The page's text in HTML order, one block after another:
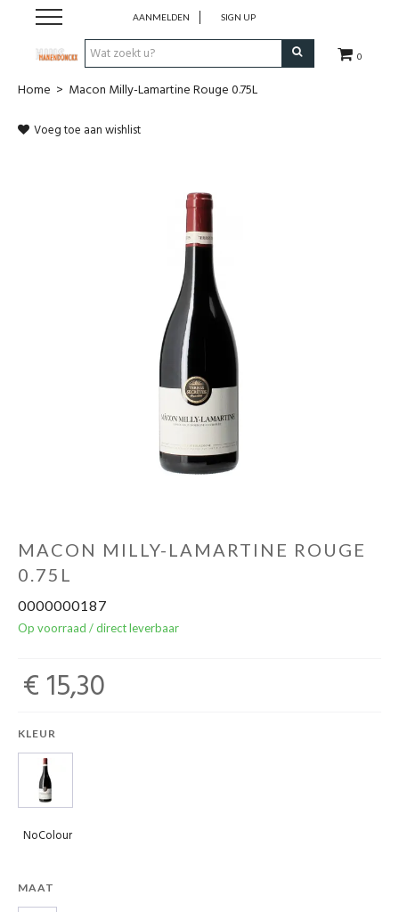
0
AANMELDEN SIGN UP
Wijnen
Geels Witteke De Maan's Jenever
Home > Macon Milly-Lamartine Rouge 0.75L
Voeg toe aan wishlist
MACON MILLY-LAMARTINE ROUGE
0.75L
0000000187
Op voorraad / direct leverbaar
€ 15,30
KLEUR
NoColour
MAAT